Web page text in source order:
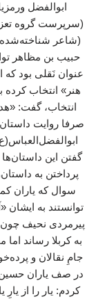
ابوالفضل
(سرپرست گروه
(شاعر شناخته‌شده
حبیب بن مظاهر
عنوان نَقلی بود
هنر» انتخاب کرده
انتخاب، گفت:
صرفا روایت
گفتن این
پرداختن به
سوال که یاران
توانستند به
پیرمردی نحیف
به کربلا رساند
جامِ نقالان و
در صف یاران
کردم: یار را از